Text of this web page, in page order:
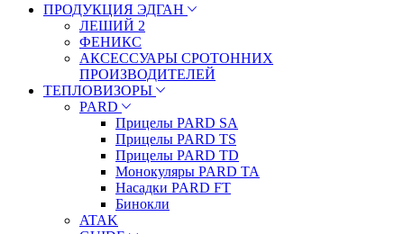
ПРОДУКЦИЯ ЭДГАН
ЛЕШИЙ 2
ФЕНИКС
АКСЕССУАРЫ СРОТОННИХ
ПРОИЗВОДИТЕЛЕЙ
ТЕПЛОВИЗОРЫ
PARD
Прицелы PARD SA
Прицелы PARD TS
Прицелы PARD TD
Монокуляры PARD TA
Насадки PARD FT
Бинокли
ATAK